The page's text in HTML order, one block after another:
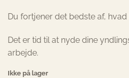
Du fortjener det bedste af,
Det er tid til at nyde dine
arbejde.
Ikke på lager